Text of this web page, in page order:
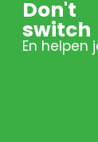
Don't
switch
En helpen